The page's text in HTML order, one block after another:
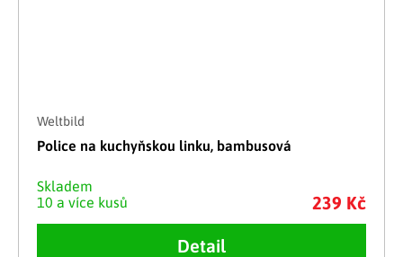
Weltbild
Police na kuchyňskou linku, bambusová
Skladem
10 a více kusů
239 Kč
Detail